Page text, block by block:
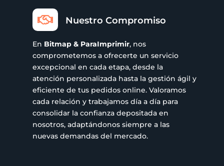
 Nuestro Compromiso
En Bitmap & ParaImprimir, nos
comprometemos a ofrecerte un servicio
excepcional en cada etapa, desde la
atención personalizada hasta la gestión ágil y
eficiente de tus pedidos online. Valoramos
cada relación y trabajamos día a día para
consolidar la confianza depositada en
nosotros, adaptándonos siempre a las
nuevas demandas del mercado.